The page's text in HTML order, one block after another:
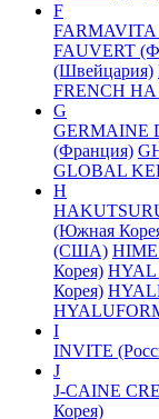
F
FARMAVITA
FAUVERT
(Швейцария)
FRENCH HA
G
GERMAINE
(Франция)
GLOBAL
H
(Южная
(США)
Корея) HYAL
Корея)
I
INVITE
J
J-CAINE
Корея)